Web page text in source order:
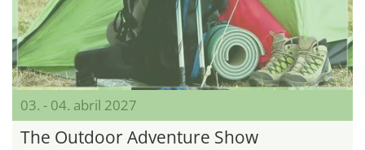
03. - 04. abril 2027
The Outdoor Adventure Show